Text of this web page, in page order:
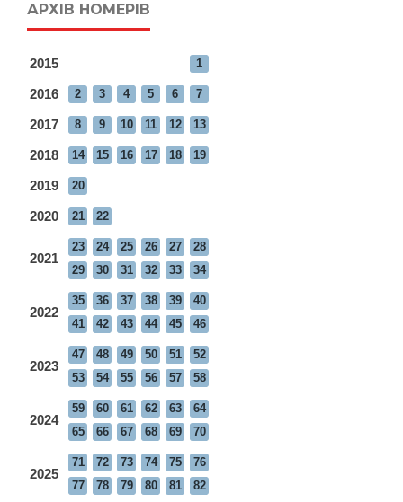
АРХІВ НОМЕРІВ
2015 1
2016 2 3 4 5 6 7
2017 8 9 10 11 12 13
2018 14 15 16 17 18 19
2019 20
2020 21 22
2021
23 24 25 26 27
28
29
30 31 32 33 34
2022
35 36 37 38 39
40
41
42 43 44 45 46
2023
47 48 49 50 51
52
53
54 55 56 57 58
2024
59 60 61 62 63
64
65
66 67 68 69 70
2025
71 72 73 74 75
76
77
78 79 80 81 82